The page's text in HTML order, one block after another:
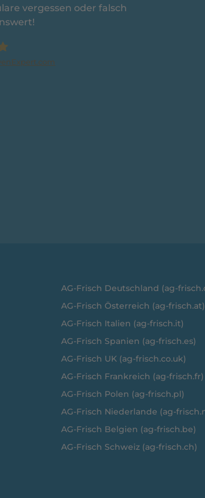
vergessen oder falsch
AG-Frisch Deutschland (ag-
AG-Frisch Österreich (ag-frisch.at)
AG-Frisch Italien (ag-frisch.it)
AG-Frisch Spanien (ag-frisch.es)
AG-Frisch UK (ag-frisch.co.uk)
AG-Frisch Frankreich (ag-frisch.fr)
AG-Frisch Polen (ag-frisch.pl)
AG-Frisch Niederlande (ag-
AG-Frisch Belgien (ag-frisch.be)
AG-Frisch Schweiz (ag-frisch.ch)